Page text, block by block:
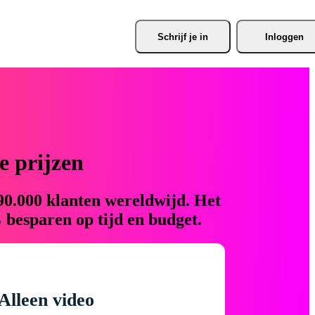
Schrijf je in Inloggen
prijzen
klanten wereldwijd. Het
op tijd en budget.
video